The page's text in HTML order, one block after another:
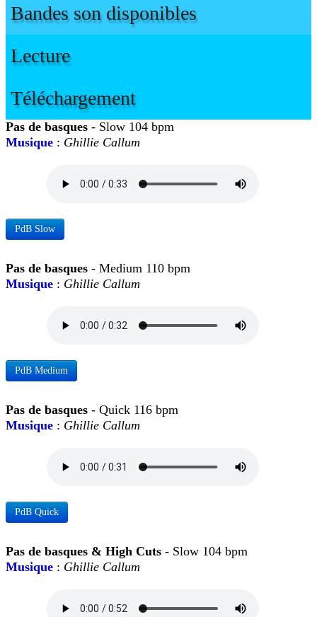
Bandes son disponibles
Lecture
Téléchargement
Pas de basques - Slow 104 bpm
Musique : Ghillie Callum
PdB Slow
Pas de basques - Medium 110 bpm
Musique : Ghillie Callum
PdB Medium
Pas de basques - Quick 116 bpm
Musique : Ghillie Callum
PdB Quick
Pas de basques & High Cuts - Slow 104 bpm
Musique : Ghillie Callum